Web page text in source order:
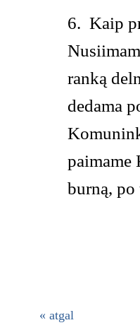
6. Kaip
ranką
dedama
paimame
burną, po
« atgal